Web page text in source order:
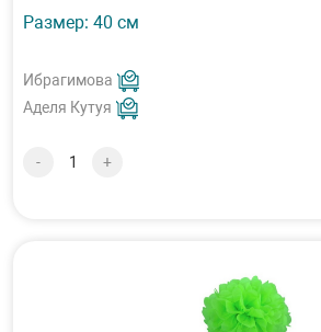
Размер: 40 см
Ибрагимова
Аделя Кутуя
- +